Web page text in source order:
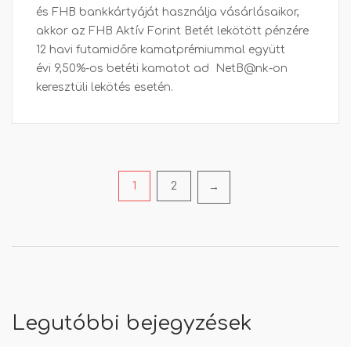
és FHB bankkártyáját használja vásárlásaikor,
akkor az FHB Aktív Forint Betét lekötött pénzére
12 havi futamidőre kamatprémiummal együtt
évi 9,50%-os betéti kamatot ad NetB@nk-on
keresztüli lekötés esetén.
1 2 →
Legutóbbi bejegyzések